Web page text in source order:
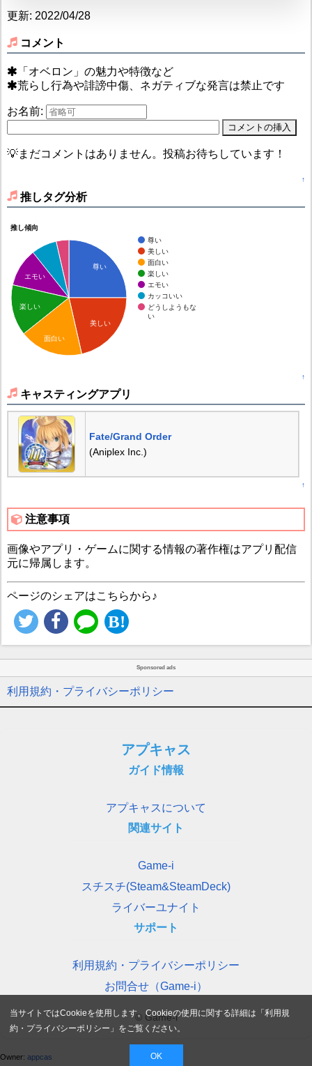
更新: 2022/04/28
コメント
「オベロン」の魅力や特徴など
荒らし行為や誹謗中傷、ネガティブな発言は禁止です
お名前:
💡まだコメントはありません。投稿お待ちしています！
↑
推しタグ分析
推し傾向
尊い
美しい
面白い
楽しい
エモい
カッコいい
どうしようもな
い
尊い
美しい
エモい
楽しい
面白い
↑
キャスティングアプリ
Fate/Grand Order
(Aniplex Inc.)
↑
注意事項
画像やアプリ・ゲームに関する情報の著作権はアプリ配信
元に帰属します。
ページのシェアはこちらから♪
Sponsored ads
利用規約・プライバシーポリシー
アプキャス
ガイド情報
アプキャスについて
関連サイト
Game-i
スチスチ(Steam&SteamDeck)
ライバーユナイト
サポート
利用規約・プライバシーポリシー
お問合せ（Game-i）
© Game-i
Owner: appcas
当サイトではCookieを使用します。Cookieの使用に関する詳細は「利用規
約・プライバシーポリシー 」をご覧ください。
OK